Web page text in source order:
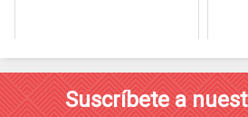
Suscríbete a